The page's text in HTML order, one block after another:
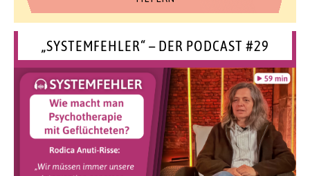
„SYSTEMFEHLER“ – DER PODCAST #29